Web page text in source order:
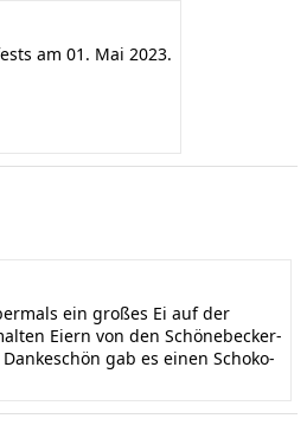
am 01. Mai 2023.
ein großes Ei auf der
Eiern von den Schönebecker-
gab es einen Schoko-